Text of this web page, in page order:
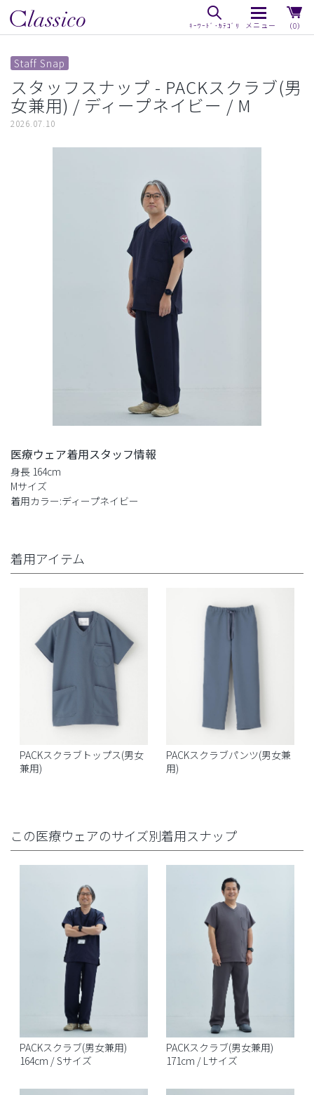
（0）
Staff Snap
スタッフスナップ - PACKスクラブ(男
女兼用) / ディープネイビー / M
2026.07.10
医療ウェア着用スタッフ情報
身長 164cm
Mサイズ
着用カラー:ディープネイビー
着用アイテム
PACKスクラブトップス(男女
兼用)
PACKスクラブパンツ(男女兼
用)
この医療ウェアのサイズ別着用スナップ
PACKスクラブ(男女兼用)
164cm / Sサイズ
PACKスクラブ(男女兼用)
171cm / Lサイズ